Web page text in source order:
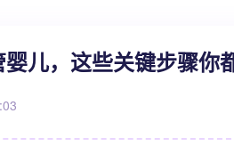
儿，这些关键步骤你